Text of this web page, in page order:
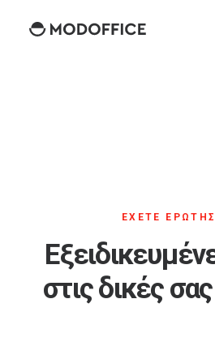
ΈΧΕΤΕ
στις δικές